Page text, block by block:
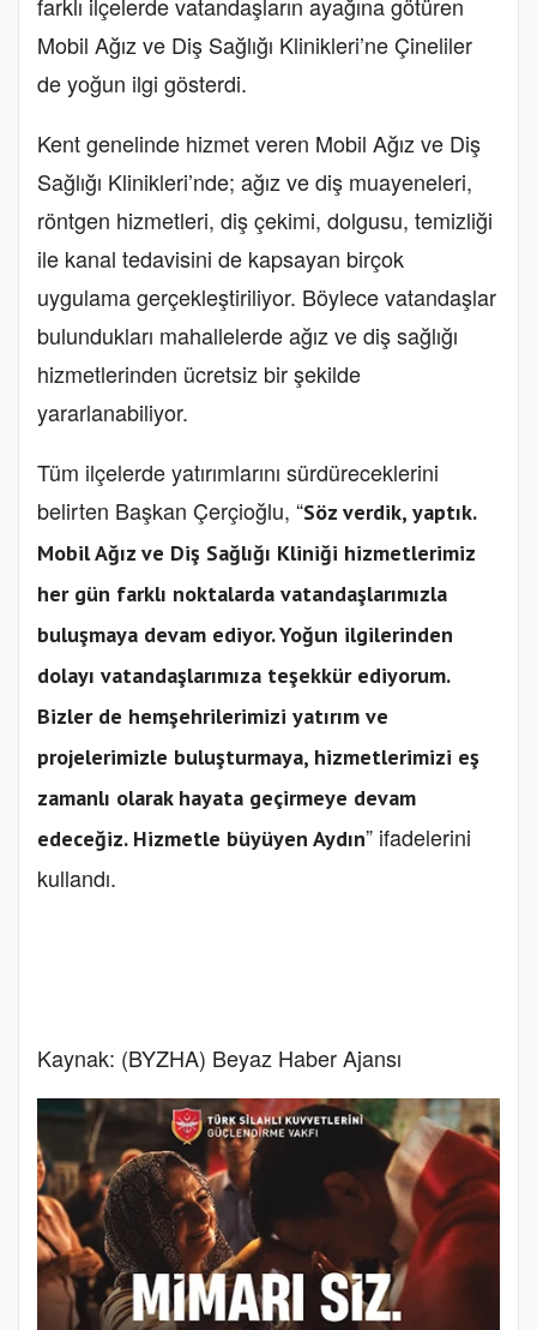
farklı ilçelerde vatandaşların ayağına götüren
Mobil Ağız ve Diş Sağlığı Klinikleri’ne Çineliler
de yoğun ilgi gösterdi.
Kent genelinde hizmet veren Mobil Ağız ve Diş
Sağlığı Klinikleri’nde; ağız ve diş muayeneleri,
röntgen hizmetleri, diş çekimi, dolgusu, temizliği
ile kanal tedavisini de kapsayan birçok
uygulama gerçekleştiriliyor. Böylece vatandaşlar
bulundukları mahallelerde ağız ve diş sağlığı
hizmetlerinden ücretsiz bir şekilde
yararlanabiliyor.
Tüm ilçelerde yatırımlarını sürdüreceklerini
belirten Başkan Çerçioğlu, “Söz verdik, yaptık.
Mobil Ağız ve Diş Sağlığı Kliniği hizmetlerimiz
her gün farklı noktalarda vatandaşlarımızla
buluşmaya devam ediyor. Yoğun ilgilerinden
dolayı vatandaşlarımıza teşekkür ediyorum.
Bizler de hemşehrilerimizi yatırım ve
projelerimizle buluşturmaya, hizmetlerimizi eş
zamanlı olarak hayata geçirmeye devam
edeceğiz. Hizmetle büyüyen Aydın” ifadelerini
kullandı.
Kaynak: (BYZHA) Beyaz Haber Ajansı